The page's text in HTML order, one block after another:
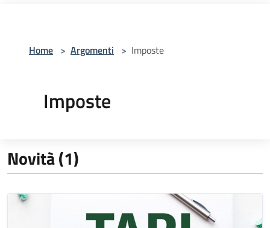
Home > Argomenti > Imposte
Imposte
Novità (1)